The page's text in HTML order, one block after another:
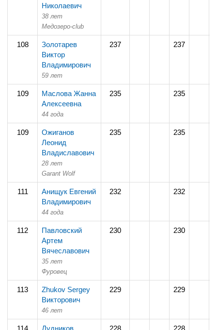
Николаевич
38 лет
Медозеро-club
108
Золотарев
Виктор
Владимирович
59 лет
237 237
109
Маслова Жанна
Алексеевна
44 года
235 235
109
Ожиганов
Леонид
Владиславович
28 лет
Garant Wolf
235 235
111
Анищук Евгений
Владимирович
44 года
232 232
112
Павловский
Артем
Вячеславович
35 лет
Фуровец
230 230
113
Zhukov Sergey
Викторович
46 лет
229 229
114
Дудников
228 228